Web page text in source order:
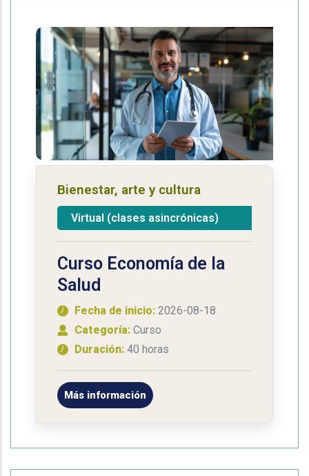
Bienestar, arte y cultura
Virtual (clases asincrónicas)
Curso Economía de la
Salud
Fecha de inicio: 2026-08-18
Categoría: Curso
Duración: 40 horas
Más información